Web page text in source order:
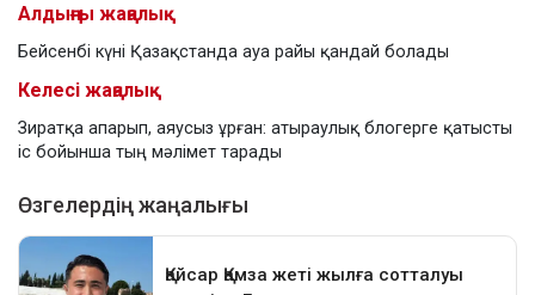
Алдыңғы жаңалық
Бейсенбі күні Қазақстанда ауа райы қандай болады
Келесі жаңалық
Зиратқа апарып, аяусыз ұрған: атыраулық блогерге қатысты
іс бойынша тың мәлімет тарады